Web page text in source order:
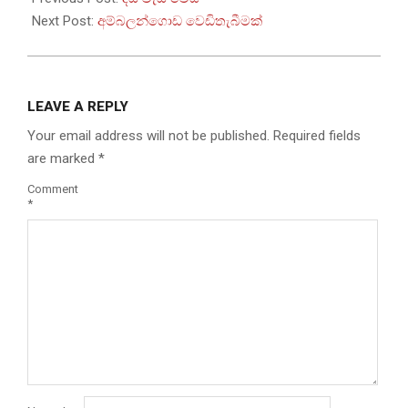
16
Next Post: අම්බලන්ගොඩ වෙඩිතැබීමක්
LEAVE A REPLY
Your email address will not be published. Required fields
are marked *
Comment
*